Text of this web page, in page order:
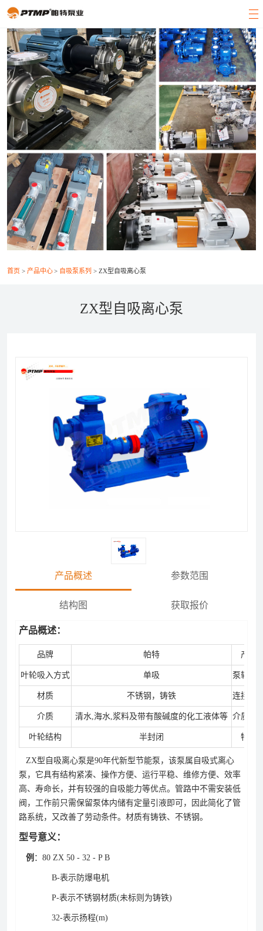
官方首页
产品展示
关于帕特
客户案例
新闻中心
客服中心
021-56037469
+86-21-56386999
xsy@ptcm.com
上海市静安区共和新路3088弄（祥腾财富广场）2号
6F
首页 产品中心 自吸泵系列 ZX型自吸离心泵
ZX型自吸离心泵
产品概述 参数范围
结构图 获取报价
产品概述：
品牌 帕特 产地
叶轮吸入方式 单吸 泵轴位
材质 不锈钢，铸铁 连接方
介质 清水,海水,浆料及带有酸碱度的化工液体等 介质温
叶轮结构 半封闭 特性
ZX型自吸离心泵是90年代新型节能泵，该泵属自吸式离心
泵，它具有结构紧凑、操作方便、运行平稳、维修方便、效率
高、寿命长，并有较强的自吸能力等优点。管路中不需安装低
阀，工作前只需保留泵体内储有定量引液即可，因此简化了管
路系统，又改善了劳动条件。材质有铸铁、不锈钢。
型号意义：
例 ：80 ZX 50 - 32 - P B
B-表示防爆电机
P-表示不锈钢材质(未标则为铸铁)
32-表示扬程(m)